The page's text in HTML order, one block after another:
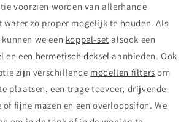
voorzien worden van allerhande
water zo proper mogelijk te houden. Als
we een koppel-set alsook een
en een hermetisch deksel aanbieden. Ook
zijn verschillende modellen filters om
plaatsen, een trage toevoer, drijvende
fijne mazen en een overloopsifon. We